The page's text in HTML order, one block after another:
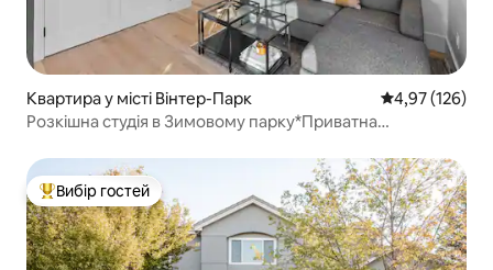
Квартира у місті Вінтер-Парк Середня
4,97 (126)
Розкішна студія в Зимовому парку*Приватна
Топ вибір гостей
Вибір гостей